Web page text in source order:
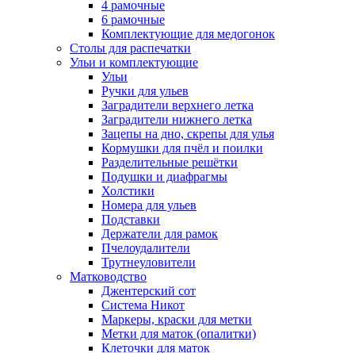
4 рамочные
6 рамочные
Комплектующие для медогонок
Столы для распечатки
Ульи и комплектующие
Ульи
Ручки для ульев
Заградители верхнего летка
Заградители нижнего летка
Зацепы на дно, скрепы для улья
Кормушки для пчёл и поилки
Разделительные решётки
Подушки и диафрагмы
Холстики
Номера для ульев
Подставки
Держатели для рамок
Пчелоудалители
Трутнеуловители
Матководство
Джентерский сот
Система Никот
Маркеры, краски для метки
Метки для маток (опалитки)
Клеточки для маток